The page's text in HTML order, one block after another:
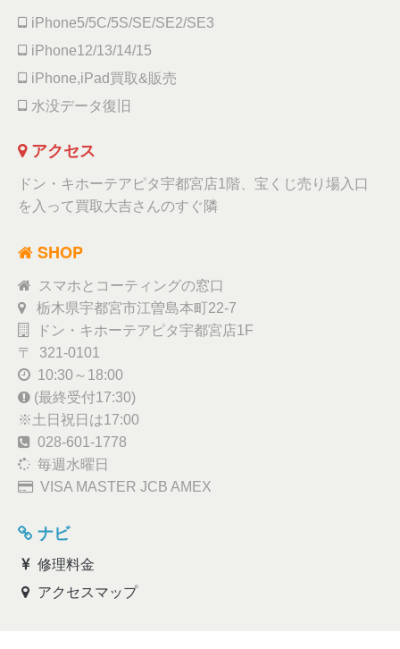
iPhone5/5C/5S/SE/SE2/SE3
iPhone12/13/14/15
iPhone,iPad買取&販売
水没データ復旧
アクセス
ドン・キホーテアピタ宇都宮店1階、宝くじ売り場入口
を入って買取大吉さんのすぐ隣
SHOP
スマホとコーティングの窓口
栃木県宇都宮市江曽島本町22-7
ドン・キホーテアピタ宇都宮店1F
〒 321-0101
10:30～18:00
(最終受付17:30)
※土日祝日は17:00
028-601-1778
毎週水曜日
VISA MASTER JCB AMEX
ナビ
修理料金
アクセスマップ